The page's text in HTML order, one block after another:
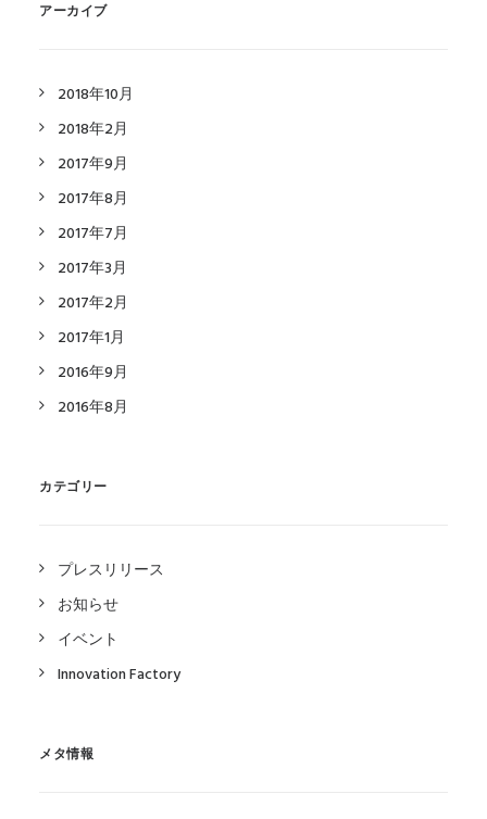
アーカイブ
2018年10月
2018年2月
2017年9月
2017年8月
2017年7月
2017年3月
2017年2月
2017年1月
2016年9月
2016年8月
カテゴリー
プレスリリース
お知らせ
イベント
Innovation Factory
メタ情報